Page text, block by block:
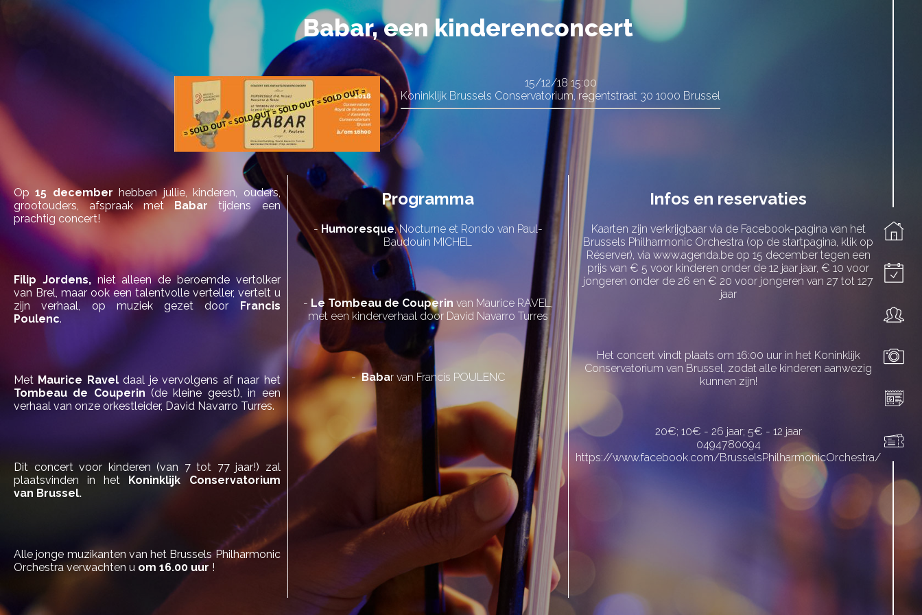
Babar, een kinderenconcert
15/12/18 15:00
Koninklijk Brussels Conservatorium, regentstraat 30 1000 Brussel
Op15 december hebben jullie, kinderen, ouders,
grootouders, afspraak met Babar tijdens een
prachtig concert!
Filip Jordens, niet alleen de beroemde vertolker
van Brel, maar ook een talentvolle verteller, vertelt u
zijn verhaal, op muziek gezet door Francis
Poulenc.
Met Maurice Raveldaal je vervolgens af naar het
Tombeau de Couperin (de kleine geest), in een
verhaal van onze orkestleider, David Navarro Turres.
Dit concert voor kinderen (van 7 tot 77 jaar!) zal
plaatsvinden in het Koninklijk Conservatorium
van Brussel.
Alle jonge muzikanten van het Brussels Philharmonic
Orchestra verwachten u om 16.00 uur !
Programma
-Humoresque, Nocturne et Rondo van Paul-
Baudouin MICHEL
- Le Tombeau de Couperin van Maurice RAVEL,
met een kinderverhaal door David Navarro Turres
-Babar van Francis POULENC
Infos en reservaties
Kaarten zijn verkrijgbaar via de Facebook-pagina van het
Brussels Philharmonic Orchestra (op de startpagina, klik op
Réserver), via www.agenda.be op 15 december tegen een
prijs van € 5 voor kinderen onder de 12 jaar jaar, € 10 voor
jongeren onder de 26 en € 20 voor jongeren van 27 tot 127
jaar
Het concert vindt plaats om 16:00 uur in het Koninklijk
Conservatorium van Brussel, zodat alle kinderen aanwezig
kunnen zijn!
20€; 10€ - 26 jaar; 5€ - 12 jaar
0494780094
https://www.facebook.com/BrusselsPhilharmonicOrchestra/